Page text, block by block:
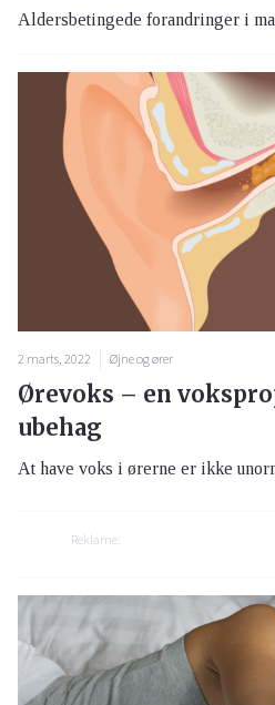
Aldersbetingede forandringer i
2 marts, 2022 Øjne og ører
Ørevoks – en
ubehag
At have voks i ørerne er ikke
Reklame: